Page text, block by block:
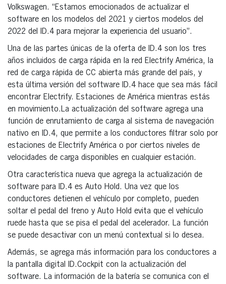
Volkswagen. “Estamos emocionados de actualizar el
software en los modelos del 2021 y ciertos modelos del
2022 del ID.4 para mejorar la experiencia del usuario”.
Una de las partes únicas de la oferta de ID.4 son los tres
años incluidos de carga rápida en la red Electrify América, la
red de carga rápida de CC abierta más grande del país, y
esta última versión del software ID.4 hace que sea más fácil
encontrar Electrify. Estaciones de América mientras estás
en movimiento.La actualización del software agrega una
función de enrutamiento de carga al sistema de navegación
nativo en ID.4, que permite a los conductores filtrar solo por
estaciones de Electrify América o por ciertos niveles de
velocidades de carga disponibles en cualquier estación.
Otra característica nueva que agrega la actualización de
software para ID.4 es Auto Hold. Una vez que los
conductores detienen el vehículo por completo, pueden
soltar el pedal del freno y Auto Hold evita que el vehículo
ruede hasta que se pisa el pedal del acelerador. La función
se puede desactivar con un menú contextual si lo desea.
Además, se agrega más información para los conductores a
la pantalla digital ID.Cockpit con la actualización del
software. La información de la batería se comunica con el